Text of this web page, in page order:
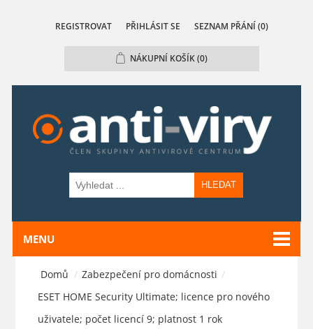
REGISTROVAT PŘIHLÁSIT SE SEZNAM PŘÁNÍ (0)
NÁKUPNÍ KOŠÍK(0)
HLEDAT
MENU
Domů / Zabezpečení pro domácnosti /
ESET HOME Security Ultimate; licence pro nového
uživatele; počet licencí 9; platnost 1 rok